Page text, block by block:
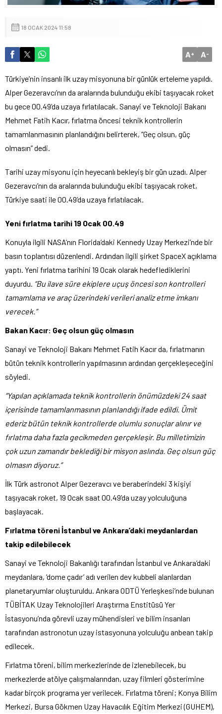
18 OCAK 2024 11:58
A+ A-
Türkiye’nin insanlı ilk uzay misyonuna bir günlük erteleme yapıldı.
Alper Gezeravcı’nın da aralarında bulunduğu ekibi taşıyacak roket
bu gece 00.49’da uzaya fırlatılacak. Sanayi ve Teknoloji Bakanı
Mehmet Fatih Kacır, fırlatma öncesi teknik kontrollerin
tamamlanmasının planlandığını belirterek, “Geç olsun, güç
olmasın” dedi.
Tarihi uzay misyonu için heyecanlı bekleyiş bir gün uzadı. Alper
Gezeravcı’nın da aralarında bulunduğu ekibi taşıyacak roket,
Türkiye saati ile 00.49’da uzaya fırlatılacak.
Yeni fırlatma tarihi 19 Ocak 00.49
Konuyla ilgili NASA’nın Florida’daki Kennedy Uzay Merkezi’nde bir
basın toplantısı düzenlendi. Ardından ilgili şirket SpaceX açıklama
yaptı. Yeni fırlatma tarihini 19 Ocak olarak hedeflediklerini
duyurdu. “Bu ilave süre ekiplere uçuş öncesi son kontrolleri
tamamlama ve araç üzerindeki verileri analiz etme imkanı
verecek.”
Bakan Kacır: Geç olsun güç olmasın
Sanayi ve Teknoloji Bakanı Mehmet Fatih Kacır da, fırlatmanın
bütün teknik kontrollerin yapılmasının ardından gerçekleşeceğini
söyledi.
“Yapılan açıklamada teknik kontrollerin önümüzdeki 24 saat
içerisinde tamamlanmasının planlandığı ifade edildi. Ümit
ederiz bütün teknik kontrollerde olumlu sonuçlar alınır ve
fırlatma daha fazla gecikmeden gerçekleşir. Bu milletimizin
çok uzun zamandır beklediği bir misyon aslında. Geç olsun güç
olmasın diyoruz.”
İlk Türk astronot Alper Gezeravcı ve beraberindeki 3 kişiyi
taşıyacak roket, 19 Ocak saat 00.49’da uzay yolculuğuna
başlayacak.
Fırlatma töreni İstanbul ve Ankara’daki meydanlardan
takip edilebilecek
Sanayi ve Teknoloji Bakanlığı tarafından İstanbul ve Ankara’daki
meydanlara, ‘dome çadır’ adı verilen dev kubbeli alanlardan
planetaryumlar oluşturuldu. Ankara ODTÜ Yerleşkesi’nde bulunan
TÜBİTAK Uzay Teknolojileri Araştırma Enstitüsü Yer
İstasyonu’nda görevli uzay mühendisleri ve bilim insanları
tarafından astronotun uzay istasyonuna yolculuğu anbean takip
edilecek.
Fırlatma töreni, bilim merkezlerinde de izlenebilecek, bu
merkezlerde atölye çalışmalarından, uzay filmleri gösterimine
kadar birçok programa yer verilecek. Fırlatma töreni; Konya Bilim
Merkezi, Bursa Gökmen Uzay Havacılık Eğitim Merkezi (GUHEM),